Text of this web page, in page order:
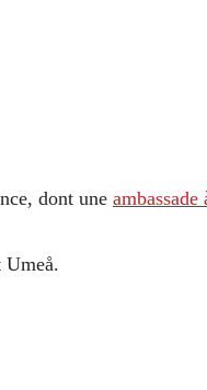
dont une ambassade
Umeå.